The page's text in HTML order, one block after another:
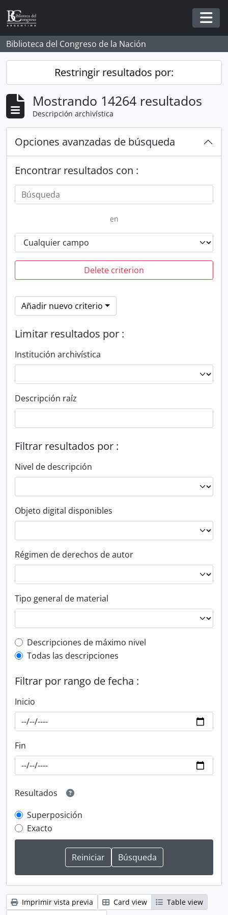
Skip to main content
Biblioteca del Congreso de la Nación
Restringir resultados por:
Mostrando 14264 resultados
Descripción archivística
Opciones avanzadas de búsqueda
Encontrar resultados con :
en
Delete criterion
Añadir nuevo criterio
Limitar resultados por :
Institución archivística
Descripción raíz
Filtrar resultados por :
Nivel de descripción
Objeto digital disponibles
Régimen de derechos de autor
Tipo general de material
Top-level description filter
Descripciones de máximo nivel
Todas las descripciones
Filtrar por rango de fecha :
Inicio
Fin
Resultados
Superposición
Exacto
Imprimir vista previa Card view
Table view